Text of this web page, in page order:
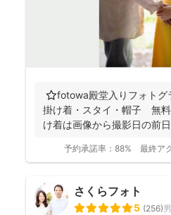
⭐️fotowa殿堂入りフォト
掛け着・スタイ・帽子 無
け着は画像から撮影日の前
予約承諾率： 88% 最終ア
さくらフォト
5 (256)